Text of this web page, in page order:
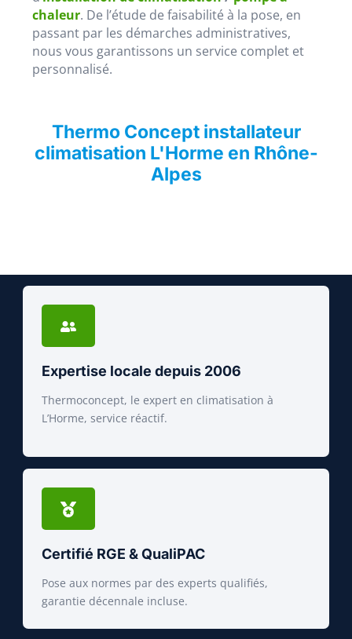
chaleur. De l’étude de faisabilité à la pose, en
passant par les démarches administratives,
nous vous garantissons un service complet et
personnalisé.
Thermo Concept installateur
climatisation L'Horme en Rhône-
Alpes
Expertise locale depuis 2006
Thermoconcept, le expert en climatisation à
L’Horme, service réactif.
Certifié RGE & QualiPAC
Pose aux normes par des experts qualifiés,
garantie décennale incluse.